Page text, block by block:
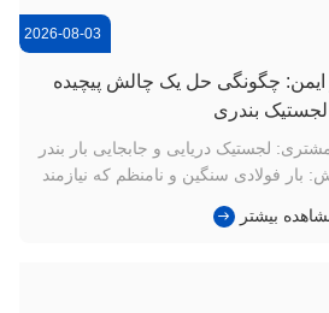
2026-08-03
چگونگی حل یک چالش پیچیده
لجستیک بندری
لجستیک دریایی و جابجایی بار بندر
بار فولادی سنگین و نامنظم که نیازمند
های برزنتی سفارشی مهندسی شده و
بیشتر